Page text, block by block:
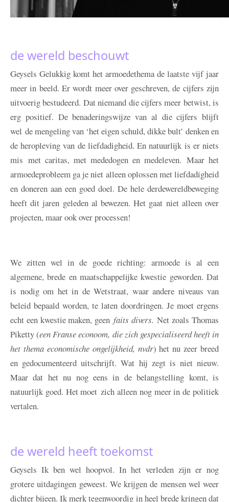
de wereld beschouwt
Geysels Gelukkig komt het armoedethema de laatste vijf jaar
meer in beeld. Er wordt meer over geschreven, de cijfers zijn
uitvoerig bestudeerd. Dat niemand die cijfers meer betwist, is
erg positief. De benaderingswijze van al die cijfers blijft
wel de mengeling van ‘het eigen schuld, dikke bult’ denken en
de heropleving van de liefdadigheid. En natuurlijk is er niets
mis met caritas, met mededogen en medeleven. Maar het
armoedeprobleem ga je niet alleen oplossen met liefdadigheid
en doneren aan een goed doel. De hele derdewereldbeweging
heeft dit jaren geleden al bewezen. Het gaat niet alleen over
projecten, maar ook over processen!
We zitten wel in de goede richting: armoede is al een
algemene, brede en maatschappelijke kwestie geworden. Dat
is nodig om het in de Wetstraat, waar andere niveaus van
beleid bepaald worden, te laten doordringen. Je moet ergens
echt een kwestie maken, geen faits divers. Net zoals Thomas
Piketty (een Franse econoom, die zich gespecialiseerd heeft in
het thema economische ongelijkheid, nvdr) het nu zeer breed
en gedocumenteerd uitschrijft. Wat hij zegt is niet nieuw.
Maar dat het nu nog eens in de belangstelling komt, is
natuurlijk goed. Het moet zich alleen nog meer in de politiek
vertalen.
de wereld heeft toekomst
Geysels Ik ben wel hoopvol. In het verleden zijn er nog
grotere uitdagingen geweest. We krijgen de mensen wel weer
dichter bijeen. Ik merk tegenwoordig in heel brede kringen dat